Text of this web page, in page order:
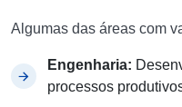
Algumas das áreas com
Engenharia:
processos